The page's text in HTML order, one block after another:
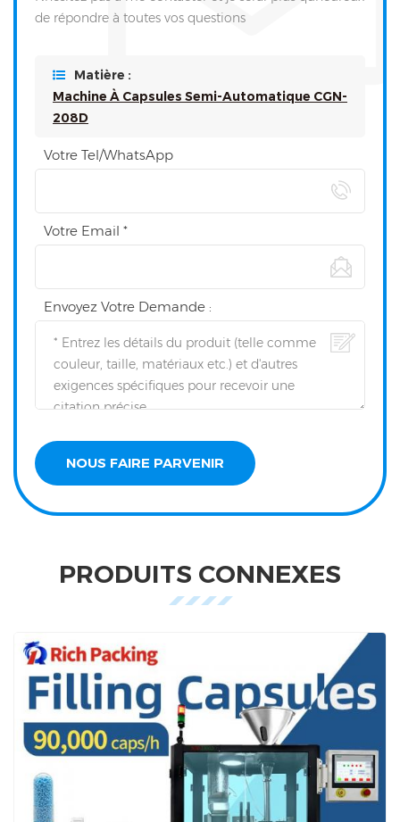
de répondre à toutes vos questions
Matière :
Machine À Capsules Semi-Automatique CGN-
208D
Votre Tel/WhatsApp
Votre Email *
Envoyez Votre Demande :
PRODUITS CONNEXES